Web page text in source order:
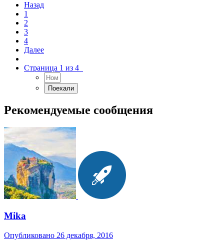
Назад
1
2
3
4
Далее
Страница 1 из 4
Рекомендуемые сообщения
Mika
Опубликовано 26 декабря, 2016